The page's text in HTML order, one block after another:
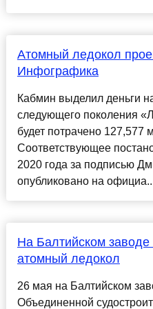
Атомный ледокол
Инфографика
Кабмин выделил деньги
следующего поколения
будет потрачено 127,577
Соответствующее
2020 года за подписью
опубликовано на
На Балтийском
атомный ледокол
26 мая на Балтийском
Объединенной